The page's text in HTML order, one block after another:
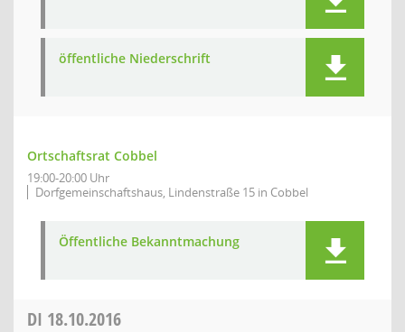
öffentliche Niederschrift
Ortschaftsrat Cobbel
19:00-20:00 Uhr
Dorfgemeinschaftshaus, Lindenstraße 15 in Cobbel
Öffentliche Bekanntmachung
DI 18.10.2016